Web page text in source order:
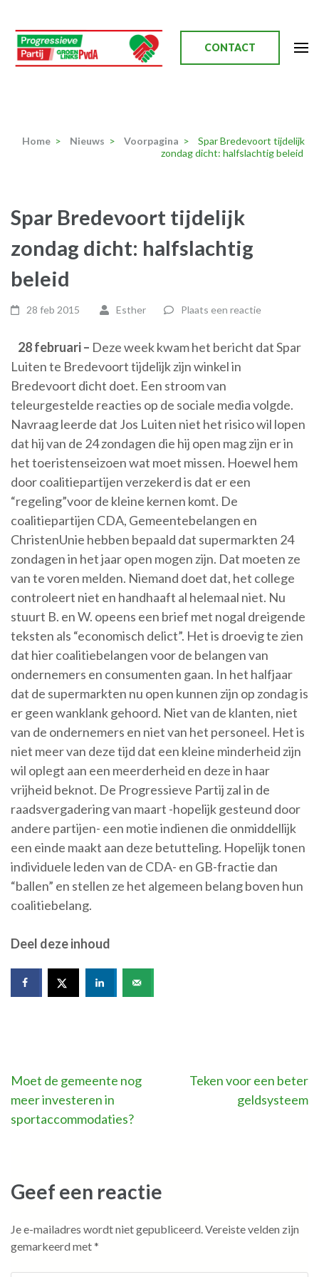
naar
inhoud
(Druk
CONTACT
Home > Nieuws > Voorpagina >
Spar Bredevoort tijdelijk
zondag dicht: halfslachtig beleid
Spar Bredevoort tijdelijk
zondag dicht: halfslachtig
beleid
28 feb 2015 Esther Plaats een reactie
28 februari – Deze week kwam het bericht dat Spar
Luiten te Bredevoort tijdelijk zijn winkel in
Bredevoort dicht doet. Een stroom van
teleurgestelde reacties op de sociale media volgde.
Navraag leerde dat Jos Luiten niet het risico wil lopen
dat hij van de 24 zondagen die hij open mag zijn er in
het toeristenseizoen wat moet missen. Hoewel hem
door coalitiepartijen verzekerd is dat er een
“regeling”voor de kleine kernen komt. De
coalitiepartijen CDA, Gemeentebelangen en
ChristenUnie hebben bepaald dat supermarkten 24
zondagen in het jaar open mogen zijn. Dat moeten ze
van te voren melden. Niemand doet dat, het college
controleert niet en handhaaft al helemaal niet. Nu
stuurt B. en W. opeens een brief met nogal dreigende
teksten als “economisch delict”. Het is droevig te zien
dat hier coalitiebelangen voor de belangen van
ondernemers en consumenten gaan. In het halfjaar
dat de supermarkten nu open kunnen zijn op zondag is
er geen wanklank gehoord. Niet van de klanten, niet
van de ondernemers en niet van het personeel. Het is
niet meer van deze tijd dat een kleine minderheid zijn
wil oplegt aan een meerderheid en deze in haar
vrijheid beknot. De Progressieve Partij zal in de
raadsvergadering van maart -hopelijk gesteund door
andere partijen- een motie indienen die onmiddellijk
een einde maakt aan deze betutteling. Hopelijk tonen
individuele leden van de CDA- en GB-fractie dan
“ballen” en stellen ze het algemeen belang boven hun
coalitiebelang.
Deel deze inhoud
Bericht
navigatie
Moet de gemeente nog
meer investeren in
sportaccommodaties?
Teken voor een beter
geldsysteem
Geef een reactie
Je e-mailadres wordt niet gepubliceerd.Vereiste velden zijn
gemarkeerd met*